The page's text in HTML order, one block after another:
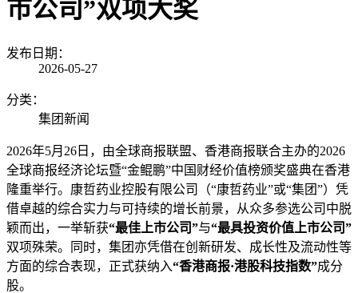
市公司”双项大奖
发布日期：
2026-05-27
分类：
集团新闻
2026年5月26日，由全球商报联盟、香港商报联合主办的2026
全球商报经济论坛暨“金鲲鹏”中国财经价值榜颁奖盛典在香港
隆重举行。康哲药业控股有限公司（“康哲药业”或“集团”）凭
借卓越的综合实力与可持续的增长前景，从众多参选公司中脱
颖而出，一举斩获“最佳上市公司”与“最具投资价值上市公司”
双项殊荣。同时，集团亦凭借在创新研发、成长性及流动性等
方面的综合表现，正式获纳入“香港商报·港股科技指数”成分
股。